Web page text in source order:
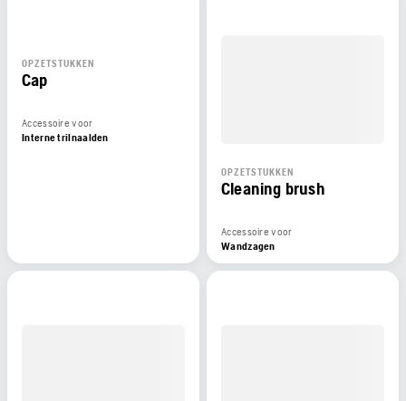
OPZETSTUKKEN
Cap
Accessoire voor
Interne trilnaalden
OPZETSTUKKEN
Cleaning brush
Accessoire voor
Wandzagen